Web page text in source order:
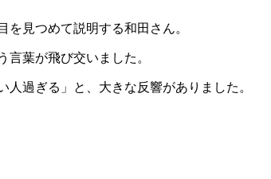
見つめて説明する和田さん。
葉が飛び交いました。
過ぎる」と、大きな反響がありました。